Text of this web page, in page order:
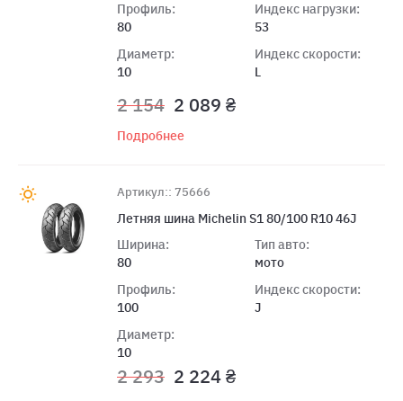
Профиль:
80
Диаметр:
10
Индекс нагрузки:
53
Индекс скорости:
L
2 154 2 089 ₴
Подробнее
Артикул:: 75666
Летняя шина Michelin S1 80/100 R10 46J
Ширина:
80
Профиль:
100
Диаметр:
10
Тип авто:
мото
Индекс скорости:
J
2 293 2 224 ₴